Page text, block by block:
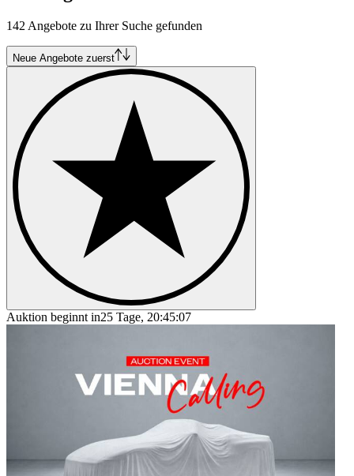
142 Angebote zu Ihrer Suche gefunden
Neue Angebote zuerst
Auktion beginnt in25 Tage, 20:45:07